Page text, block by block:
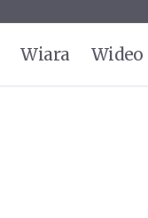
Wiara Wideo